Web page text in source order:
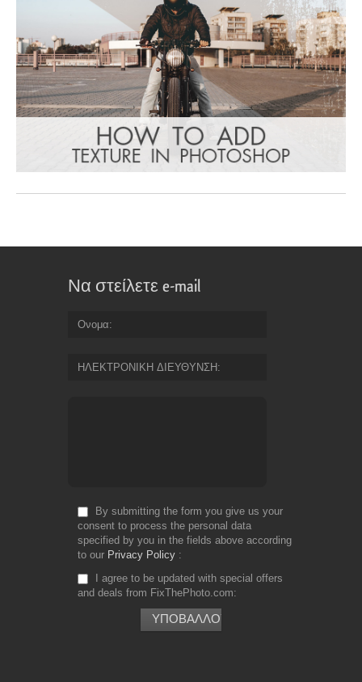
Να στείλετε e-mail
Ονομα
ΗΛΕΚΤΡΟΝΙΚΗ ΔΙΕΥΘΥΝΣΗ
By submitting the form you give us your
consent to process the personal data
specified by you in the fields above according
to our Privacy Policy
I agree to be updated with special offers
and deals from FixThePhoto.com